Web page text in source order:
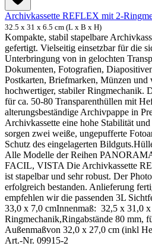
Archivkassette REFLEX mit 2-
32.5 x 31 x 6.5 cm (L x B x H)
Kompakte, stabil stapelbare
gefertigt. Vielseitig einsetzbar für die
Unterbringung von in gelochten
Dokumenten, Fotografien,
Postkarten, Briefmarken, Münzen und
hochwertiger, stabiler Ringmechanik.
für ca. 50-80 Transparenthüllen mit
alterungsbeständige Archivpappe in
Archivkassette eine hohe Stabilität
sorgen zwei weiße, ungepufferte
Schutz des eingelagerten
Alle Modelle der Reihen
FACIL, VISTA Die Archivkassette
ist stapelbar und sehr robust. Der
erfolgreich bestanden. Anlieferung
empfehlen wir die passenden 3L
33,0 x 7,0 cmInnenmaß: 32,5 x 31,0
Ringmechanik,Ringabstände 80 mm,
Außenmaßvon 32,0 x 27,0 cm (inkl
Art.-Nr. 09915-2